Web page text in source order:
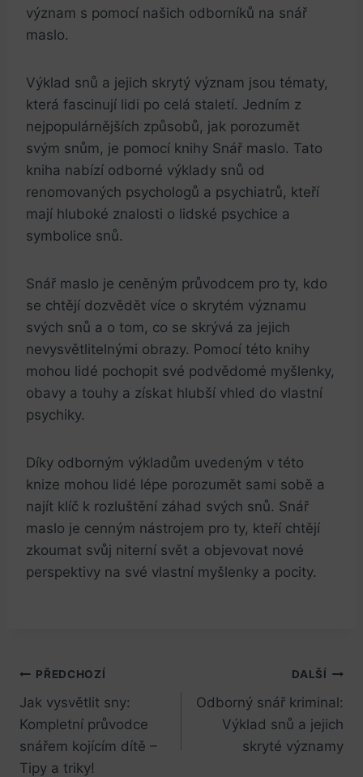
význam s pomocí našich odborníků na snář
maslo.
​Výklad snů a ‍jejich skrytý význam jsou​ tématy,
která fascinují‌ lidi po celá staletí.⁢ Jedním z
nejpopulárnějších způsobů, jak porozumět
svým snům,​ je pomocí knihy Snář maslo.‌ Tato
kniha nabízí ⁤odborné ‍výklady snů od
renomovaných psychologů a‌ psychiatrů, kteří
mají‌ hluboké znalosti o lidské psychice a
symbolice snů.
Snář maslo je ceněným průvodcem⁣ pro ty, kdo
se chtějí dozvědět více o skrytém významu
svých ‌snů a ⁢o tom, co ‌se ‌skrývá za jejich
nevysvětlitelnými obrazy. ⁤Pomocí‌ této knihy
mohou lidé pochopit své podvědomé myšlenky,
obavy‍ a touhy a získat⁣ hlubší ⁤vhled do vlastní
psychiky.
Díky odborným výkladům uvedeným v této‌
knize mohou lidé lépe porozumět sami sobě a
‌najít klíč‌ k rozluštění⁢ záhad ​svých snů. Snář⁢
maslo je cenným nástrojem pro ⁤ty, ​kteří ⁢chtějí
zkoumat svůj ‌niterní svět a objevovat nové
perspektivy na své vlastní ‌myšlenky a‌ pocity.
Navigace
pro
příspěvek
PŘEDCHOZÍ
Jak vysvětlit sny:
Kompletní průvodce
snářem kojícím dítě –
Tipy a triky!
DALŠÍ
Odborný snář kriminal:
Výklad snů a jejich
skryté významy